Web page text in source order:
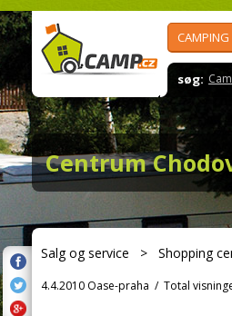
søg:
Centrum
Salg og service > Shopping
4.4.2010 Oase-praha / Total